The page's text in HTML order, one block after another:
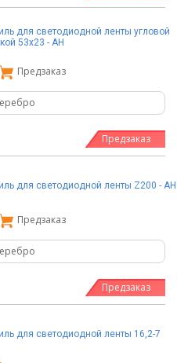
для светодиодной ленты угловой
53х23 - АН
Предзаказ
Предзаказ
для светодиодной ленты Z200 - АН
Предзаказ
Предзаказ
для светодиодной ленты 16,2-7